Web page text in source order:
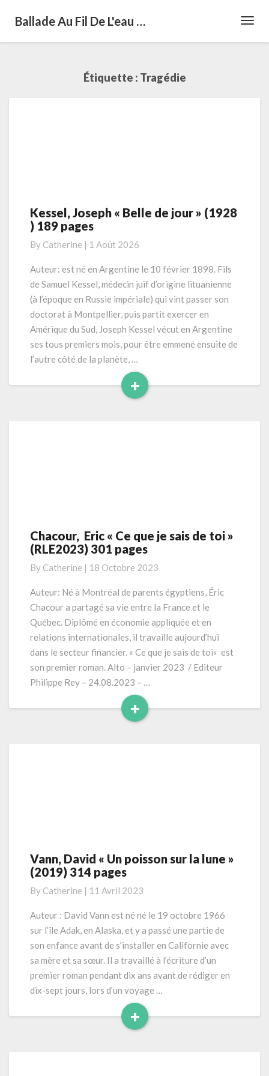
Ballade Au Fil De L'eau …
Étiquette : Tragédie
Kessel,
Joseph
de
jour »
)
189
pages
Kessel, Joseph « Belle de jour » (1928
) 189 pages
By Catherine | 1 Août 2026
Auteur: est né en Argentine le 10 février 1898. Fils
de Samuel Kessel, médecin juif d’origine lituanienne
(à l’époque en Russie impériale) qui vint passer son
doctorat à Montpellier, puis partit exercer en
Amérique du Sud, Joseph Kessel vécut en Argentine
ses tous premiers mois, pour être emmené ensuite de
l’autre côté de la planète, …
+
Read
Chacour,
Eric
que
je
de
toi »
(RLE2023)
301
pages
Chacour, Eric « Ce que je sais de toi »
(RLE2023) 301 pages
By Catherine | 18 Octobre 2023
Auteur: Né à Montréal de parents égyptiens, Éric
Chacour a partagé sa vie entre la France et le
Québec. Diplômé en économie appliquée et en
relations internationales, il travaille aujourd’hui
dans le secteur financier. « Ce que je sais de toi« est
son premier roman. Alto – janvier 2023 / Editeur
Philippe Rey – 24.08.2023 – …
+
Read
Vann,
David
poisson
sur
lune »
(2019)
314
pages
Vann, David « Un poisson sur la lune »
(2019) 314 pages
By Catherine | 11 Avril 2023
Auteur : David Vann est né né le 19 octobre 1966
sur l’île Adak, en Alaska, et y a passé une partie de
son enfance avant de s’installer en Californie avec
sa mère et sa sœur. Il a travaillé à l’écriture d’un
premier roman pendant dix ans avant de rédiger en
dix-sept jours, lors d’un voyage …
+
Read